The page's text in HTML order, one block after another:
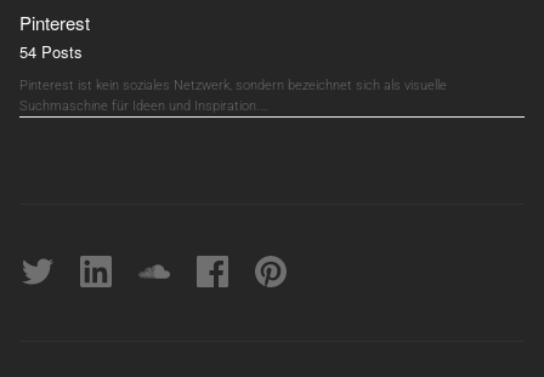
Pinterest
54 Posts
Pinterest ist kein soziales Netzwerk, sondern bezeichnet sich als visuelle
Suchmaschine für Ideen und Inspiration.…
Twitter linkedin soundcloudFacebookpinterest